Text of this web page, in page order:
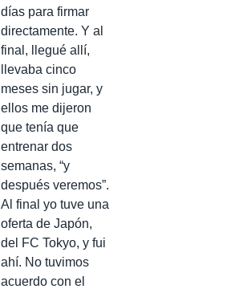
días para firmar
directamente. Y al
final, llegué allí,
llevaba cinco
meses sin jugar, y
ellos me dijeron
que tenía que
entrenar dos
semanas, “y
después veremos”.
Al final yo tuve una
oferta de Japón,
del FC Tokyo, y fui
ahí. No tuvimos
acuerdo con el